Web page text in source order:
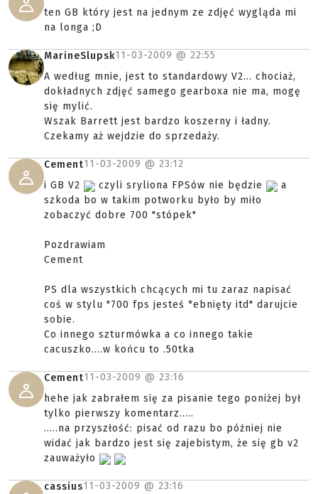
ten GB który jest na jednym ze zdjęć wygląda mi
na longa ;D
MarineSlupsk11-03-2009 @ 22:55
A według mnie, jest to standardowy V2... chociaż,
dokładnych zdjęć samego gearboxa nie ma, mogę
się mylić.
Wszak Barrett jest bardzo koszerny i ładny.
Czekamy aż wejdzie do sprzedaży.
Cement11-03-2009 @ 23:12
i GB V2
czyli sryliona FPSów nie będzie
a
szkoda bo w takim potworku było by miło
zobaczyć dobre 700 "stópek"
Pozdrawiam
Cement
PS dla wszystkich chcących mi tu zaraz napisać
coś w stylu "700 fps jesteś *ebnięty itd" darujcie
sobie.
Co innego szturmówka a co innego takie
cacuszko....w końcu to .50tka
Cement11-03-2009 @ 23:16
hehe jak zabrałem się za pisanie tego poniżej był
tylko pierwszy komentarz.....
.....na przyszłość: pisać od razu bo później nie
widać jak bardzo jest się zajebistym, że się gb v2
zauważyło
cassius11-03-2009 @ 23:16